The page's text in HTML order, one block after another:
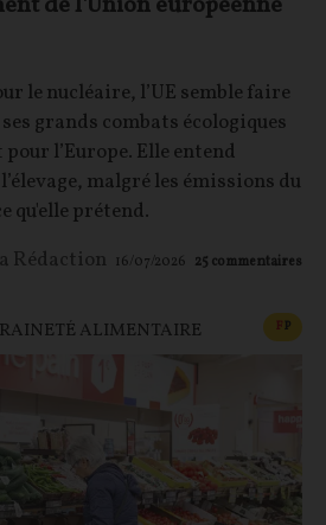
le nucléaire, l’UE semble faire
grands combats écologiques
l’Europe. Elle entend
malgré les émissions du
qu'elle prétend.
Rédaction 16/07/2026 25 commentaires
ALIMENTAIRE FP